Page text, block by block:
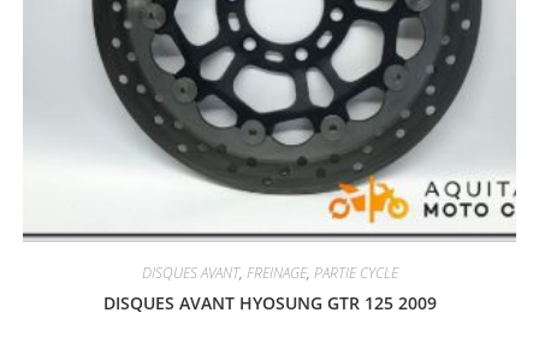
DISQUES AVANT, FREINAGE, PARTIE CYCLE
DISQUES AVANT HYOSUNG GTR 125 2009